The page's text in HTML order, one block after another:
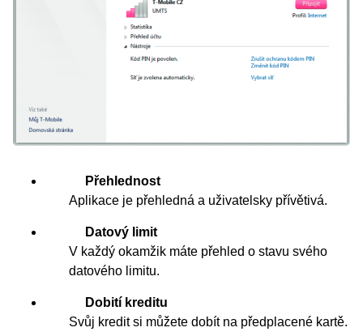
Přehlednost
Aplikace je přehledná a uživatelsky přívětivá.
Datový limit
V každý okamžik máte přehled o stavu svého
datového limitu.
Dobití kreditu
Svůj kredit si můžete dobít na předplacené kartě.